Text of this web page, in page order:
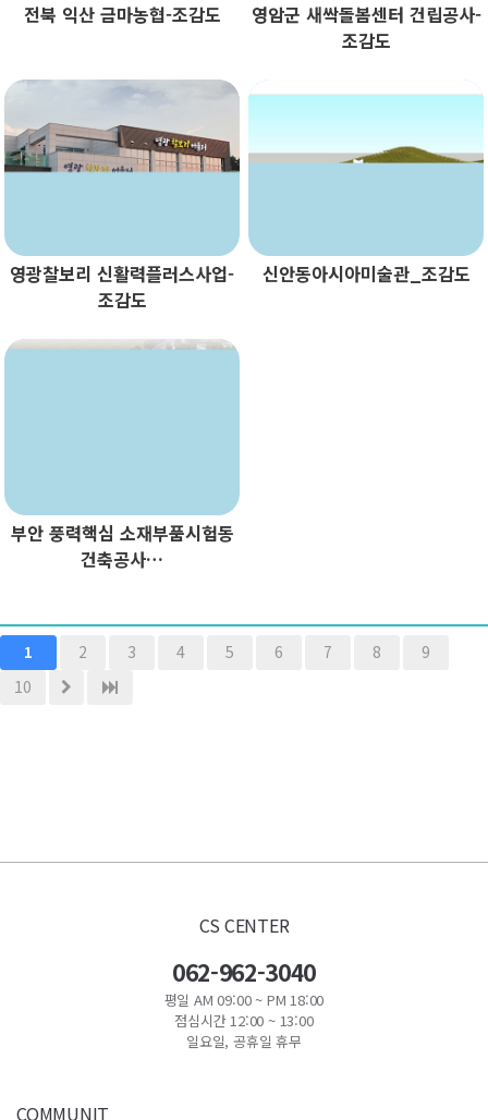
전북 익산 금마농협-조감도
영암군 새싹돌봄센터 건립공사-
조감도
영광찰보리 신활력플러스사업-
조감도
신안동아시아미술관_조감도
부안 풍력핵심 소재부품시험동
건축공사…
1 2 3 4 5 6 7 8
9
10
CS CENTER
062-962-3040
평일 AM 09:00 ~ PM 18:00
점심시간 12:00 ~ 13:00
일요일, 공휴일 휴무
COMMUNIT